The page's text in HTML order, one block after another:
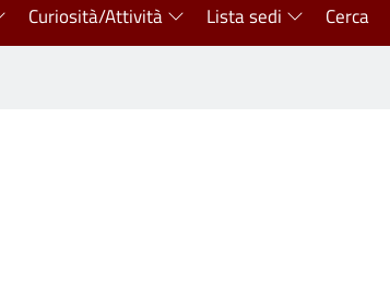
Curiosità/Attività Lista sedi Cerca